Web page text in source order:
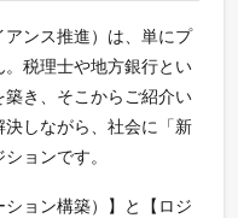
ンス推進）は、単にプ
税理士や地方銀行とい
き、そこからご紹介い
しながら、社会に「新
ョンです。
ョン構築）】と【ロジ